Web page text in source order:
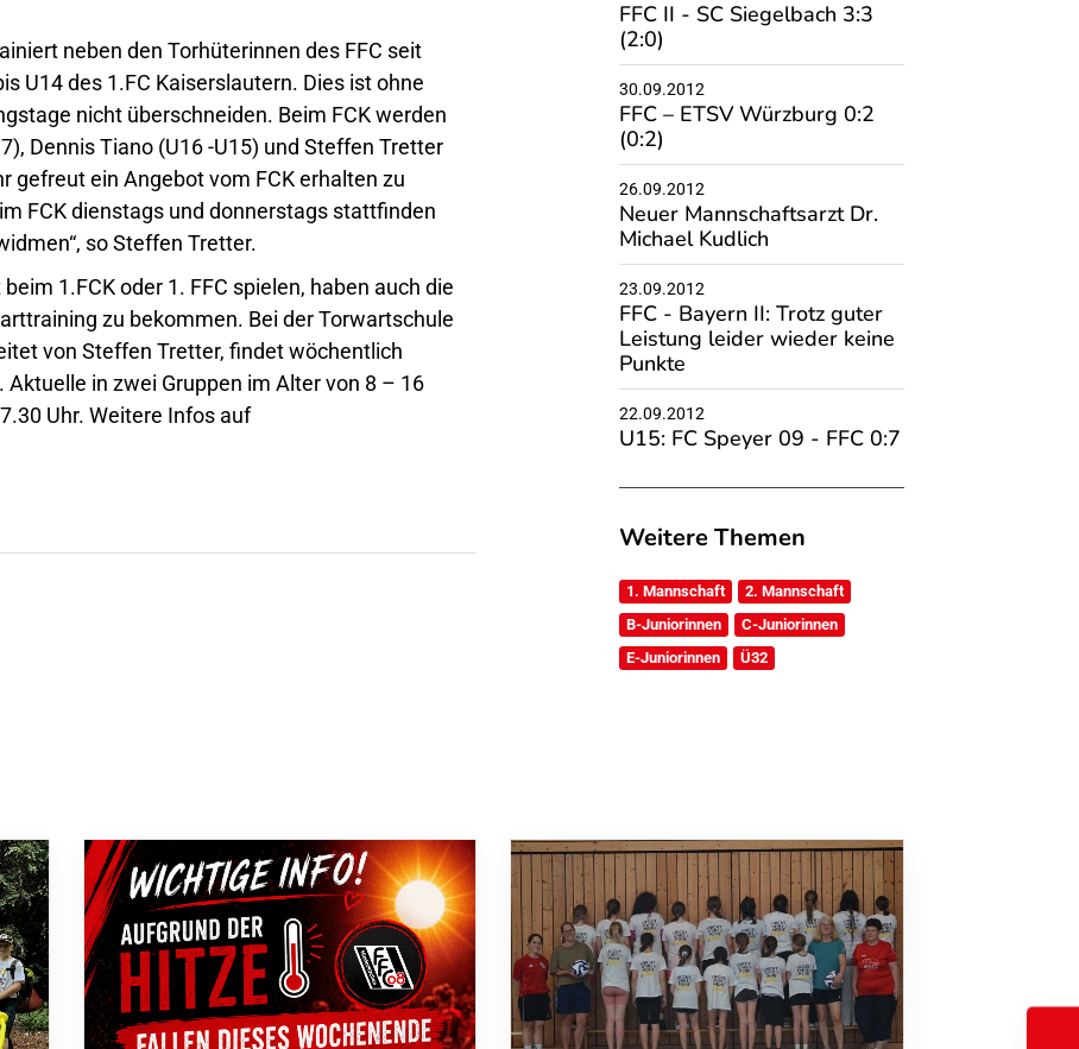
neben den Torhüterinnen des FFC seit
U14 des 1.FC Kaiserslautern. Dies ist ohne
nicht überschneiden. Beim FCK werden
Dennis Tiano (U16 -U15) und Steffen Tretter
gefreut ein Angebot vom FCK erhalten zu
FCK dienstags und donnerstags stattfinden
so Steffen Tretter.
1.FCK oder 1. FFC spielen, haben auch die
zu bekommen. Bei der Torwartschule
von Steffen Tretter, findet wöchentlich
in zwei Gruppen im Alter von 8 – 16
Uhr. Weitere Infos auf
FFC II - SC Siegelbach 3:3
(2:0)
30.09.2012
FFC – ETSV Würzburg 0:2
(0:2)
26.09.2012
Neuer Mannschaftsarzt Dr.
Michael Kudlich
23.09.2012
FFC - Bayern II: Trotz guter
Leistung leider wieder keine
Punkte
22.09.2012
U15: FC Speyer 09 - FFC 0:7
Weitere Themen
1. Mannschaft
2. Mannschaft
B-Juniorinnen
C-Juniorinnen
E-Juniorinnen
Ü32